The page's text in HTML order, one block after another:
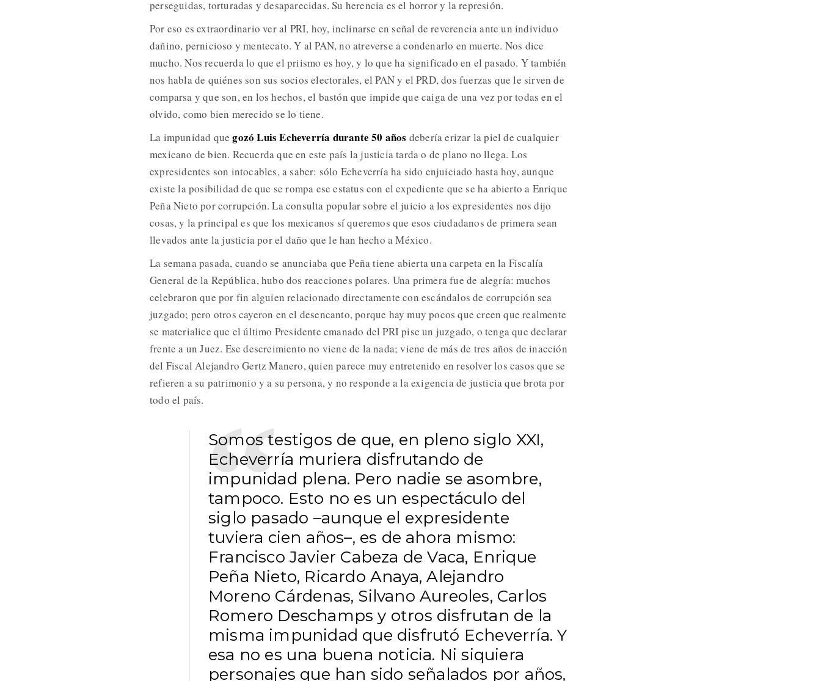
perseguidas, torturadas y desaparecidas. Su herencia es el horror y la represión.
Por eso es extraordinario ver al PRI, hoy, inclinarse en señal de reverencia ante un individuo
dañino, pernicioso y mentecato. Y al PAN, no atreverse a condenarlo en muerte. Nos dice
mucho. Nos recuerda lo que el priismo es hoy, y lo que ha significado en el pasado. Y también
nos habla de quiénes son sus socios electorales, el PAN y el PRD, dos fuerzas que le sirven de
comparsa y que son, en los hechos, el bastón que impide que caiga de una vez por todas en el
olvido, como bien merecido se lo tiene.
La impunidad quegozó Luis Echeverría durante 50 años debería erizar la piel de cualquier
mexicano de bien. Recuerda que en este país la justicia tarda o de plano no llega. Los
expresidentes son intocables, a saber: sólo Echeverría ha sido enjuiciado hasta hoy, aunque
existe la posibilidad de que se rompa ese estatus con el expediente que se ha abierto a Enrique
Peña Nieto por corrupción. La consulta popular sobre el juicio a los expresidentes nos dijo
cosas, y la principal es que los mexicanos sí queremos que esos ciudadanos de primera sean
llevados ante la justicia por el daño que le han hecho a México.
La semana pasada, cuando se anunciaba que Peña tiene abierta una carpeta en la Fiscalía
General de la República, hubo dos reacciones polares. Una primera fue de alegría: muchos
celebraron que por fin alguien relacionado directamente con escándalos de corrupción sea
juzgado; pero otros cayeron en el desencanto, porque hay muy pocos que creen que realmente
se materialice que el último Presidente emanado del PRI pise un juzgado, o tenga que declarar
frente a un Juez. Ese descreimiento no viene de la nada; viene de más de tres años de inacción
del Fiscal Alejandro Gertz Manero, quien parece muy entretenido en resolver los casos que se
refieren a su patrimonio y a su persona, y no responde a la exigencia de justicia que brota por
todo el país.
Somos testigos de que, en pleno siglo XXI,
Echeverría muriera disfrutando de
impunidad plena. Pero nadie se asombre,
tampoco. Esto no es un espectáculo del
siglo pasado –aunque el expresidente
tuviera cien años–, es de ahora mismo:
Francisco Javier Cabeza de Vaca, Enrique
Peña Nieto, Ricardo Anaya, Alejandro
Moreno Cárdenas, Silvano Aureoles, Carlos
Romero Deschamps y otros disfrutan de la
misma impunidad que disfrutó Echeverría. Y
esa no es una buena noticia. Ni siquiera
personajes que han sido señalados por años,